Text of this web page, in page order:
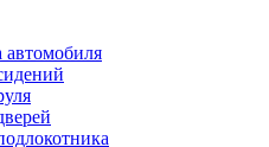
автомобиля